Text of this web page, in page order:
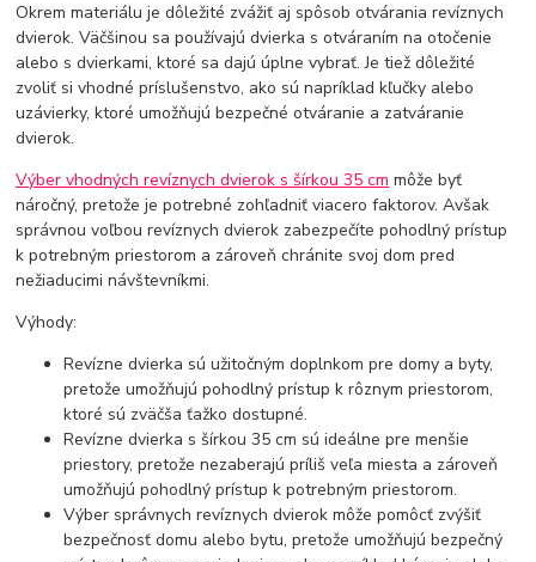
Okrem materiálu je dôležité zvážiť aj spôsob otvárania revíznych
dvierok. Väčšinou sa používajú dvierka s otváraním na otočenie
alebo s dvierkami, ktoré sa dajú úplne vybrať. Je tiež dôležité
zvoliť si vhodné príslušenstvo, ako sú napríklad kľučky alebo
uzávierky, ktoré umožňujú bezpečné otváranie a zatváranie
dvierok.
Výber vhodných revíznych dvierok s šírkou 35 cm môže byť
náročný, pretože je potrebné zohľadniť viacero faktorov. Avšak
správnou voľbou revíznych dvierok zabezpečíte pohodlný prístup
k potrebným priestorom a zároveň chránite svoj dom pred
nežiaducimi návštevníkmi.
Výhody:
Revízne dvierka sú užitočným doplnkom pre domy a byty,
pretože umožňujú pohodlný prístup k rôznym priestorom,
ktoré sú zväčša ťažko dostupné.
Revízne dvierka s šírkou 35 cm sú ideálne pre menšie
priestory, pretože nezaberajú príliš veľa miesta a zároveň
umožňujú pohodlný prístup k potrebným priestorom.
Výber správnych revíznych dvierok môže pomôcť zvýšiť
bezpečnosť domu alebo bytu, pretože umožňujú bezpečný